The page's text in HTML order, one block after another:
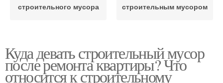
строительного мусора
строительным мусором
Куда девать строительный мусор
после ремонта квартиры? Что
относится к строительному